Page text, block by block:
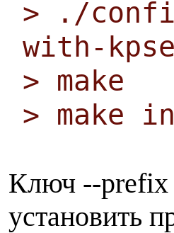
> ./
with-
> make
> make
Ключ --prefix
установить